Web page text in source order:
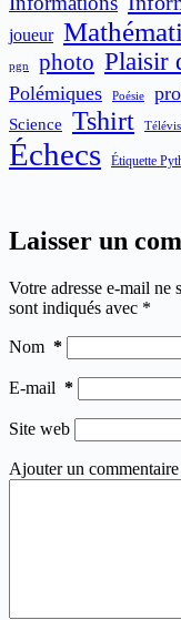
joueur
pgn photo Plaisir
Polémiques Poésie
Science
Tshirt
Échecs Étiquette
Laisser un
Votre adresse e-mail ne
sont indiqués avec *
Nom *
E-mail *
Site web
Ajouter un commentaire